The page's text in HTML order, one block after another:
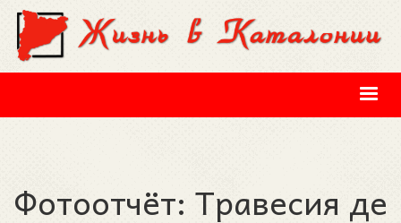
Перейти к основному содержанию
Фотоотчёт: Травесия де